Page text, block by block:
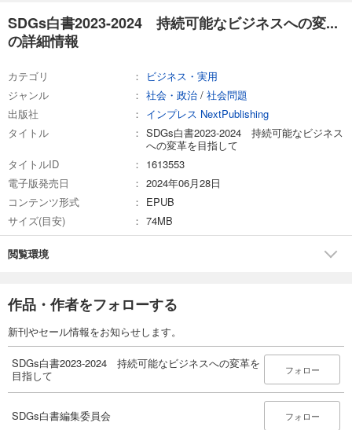
SDGs白書2023-2024 持続可能なビジネスへの変...
の詳細情報
カテゴリ
ビジネス・実用
ジャンル
社会・政治 / 社会問題
出版社
インプレス NextPublishing
タイトル
SDGs白書2023-2024 持続可能なビジネス
への変革を目指して
タイトルID
1613553
電子版発売日
2024年06月28日
コンテンツ形式
EPUB
サイズ(目安)
74MB
閲覧環境
作品・作者をフォローする
新刊やセール情報をお知らせします。
SDGs白書2023-2024 持続可能なビジネスへの変革を
目指して
フォロー
SDGs白書編集委員会 フォロー